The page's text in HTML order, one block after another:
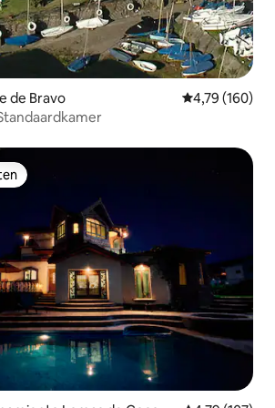
de Bravo Gemiddelde
4,79 (160)